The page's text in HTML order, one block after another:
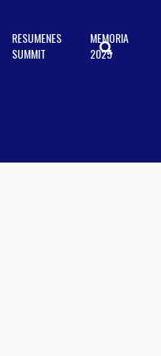
RESUMENES
SUMMIT
MEMORIA
2025